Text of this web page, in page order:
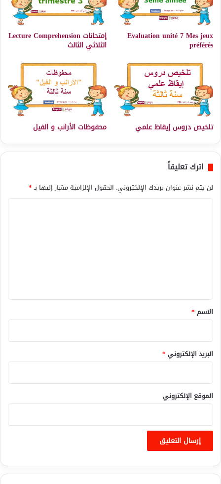
Evaluation unité 7 Mes jeux
préférés
إمتحانات Lecture Comprehension
الثلاثي الثالث
تلخيص دروس إيقاظ علمي محفوظات الأرانب و الفيل
اترك تعليقاً
لن يتم نشر عنوان بريدك الإلكتروني. الحقول الإلزامية مشار إليها بـ*
*
الاسم *
البريد الإلكتروني *
الموقع الإلكتروني